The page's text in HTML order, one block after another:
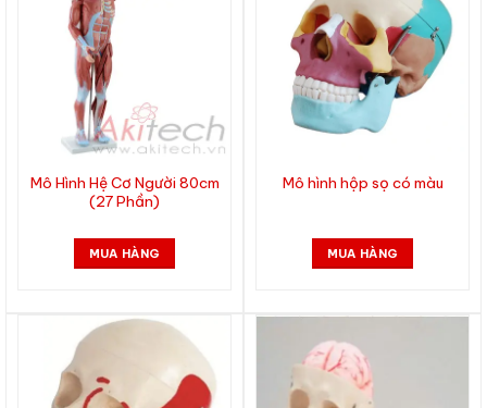
Mô Hình Hệ Cơ Người 80cm
(27 Phần)
MUA HÀNG
Mô hình hộp sọ có màu
MUA HÀNG